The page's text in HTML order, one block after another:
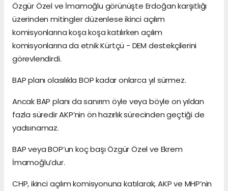
Özgür Özel ve İmamoğlu görünüşte Erdoğan karşıtlığı
üzerinden mitingler düzenlese ikinci açılım
komisyonlarına koşa koşa katılırken açılım
komisyonlarına da etnik Kürtçü - DEM destekçilerini
görevlendirdi.
BAP planı olasılıkla BOP kadar onlarca yıl sürmez.
Ancak BAP planı da sanırım öyle veya böyle on yıldan
fazla süredir AKP’nin ön hazırlık sürecinden geçtiği de
yadsınamaz.
BAP veya BOP’un koç başı Özgür Özel ve Ekrem
İmamoğlu’dur.
CHP, ikinci açılım komisyonuna katılarak, AKP ve MHP’nin